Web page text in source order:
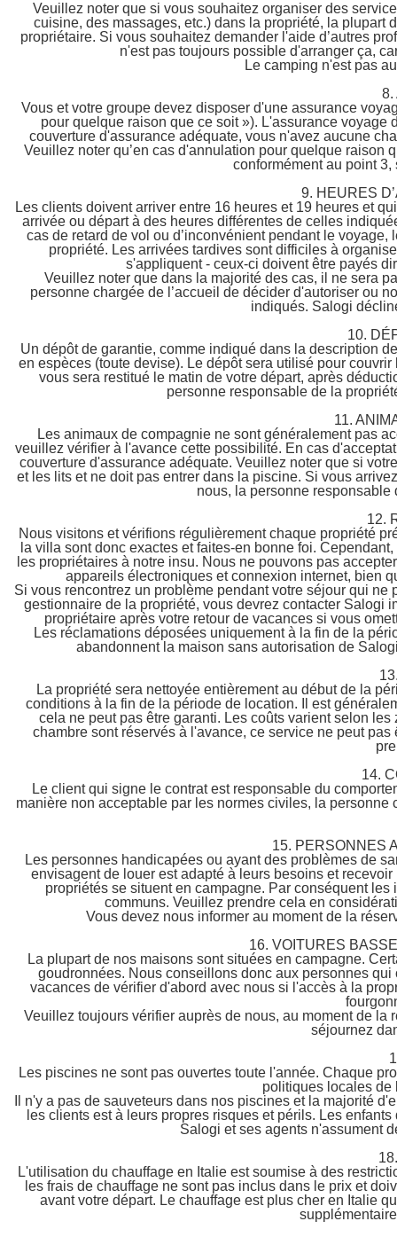
Veuillez noter que si vous souhaitez organiser des
cuisine, des massages, etc.) dans la propriété, la
propriétaire. Si vous souhaitez demander l'aide d’autres
n'est pas toujours possible d'arranger ça,
Le camping n'est pas
8.
Vous et votre groupe devez disposer d'une assurance
pour quelque raison que ce soit »). L'assurance
couverture d'assurance adéquate, vous n'avez aucune
Veuillez noter qu’en cas d'annulation pour quelque raison
conformément au point
9. HEURES
Les clients doivent arriver entre 16 heures et 19 heures et
arrivée ou départ à des heures différentes de celles
cas de retard de vol ou d’inconvénient pendant le
propriété. Les arrivées tardives sont difficiles à
s'appliquent - ceux-ci doivent être payés
Veuillez noter que dans la majorité des cas, il ne sera
personne chargée de l’accueil de décider d'autoriser ou
indiqués. Salogi
10.
Un dépôt de garantie, comme indiqué dans la description
en espèces (toute devise). Le dépôt sera utilisé pour
vous sera restitué le matin de votre départ, après
personne responsable de la
11.
Les animaux de compagnie ne sont généralement pas
veuillez vérifier à l'avance cette possibilité. En cas
couverture d'assurance adéquate. Veuillez noter que si
et les lits et ne doit pas entrer dans la piscine. Si vous
nous, la personne
12.
Nous visitons et vérifions régulièrement chaque propriété
la villa sont donc exactes et faites-en bonne foi.
les propriétaires à notre insu. Nous ne pouvons pas
appareils électroniques et connexion internet, bien
Si vous rencontrez un problème pendant votre séjour qui
gestionnaire de la propriété, vous devrez contacter Salogi
propriétaire après votre retour de vacances si vous
Les réclamations déposées uniquement à la fin de la
abandonnent la maison sans autorisation de
La propriété sera nettoyée entièrement au début de la
conditions à la fin de la période de location. Il est
cela ne peut pas être garanti. Les coûts varient selon
chambre sont réservés à l'avance, ce service ne peut
14.
Le client qui signe le contrat est responsable du
manière non acceptable par les normes civiles, la
15. PERSONNES
Les personnes handicapées ou ayant des problèmes de
envisagent de louer est adapté à leurs besoins et
propriétés se situent en campagne. Par conséquent
communs. Veuillez prendre cela en
Vous devez nous informer au moment de la
16. VOITURES
La plupart de nos maisons sont situées en campagne.
goudronnées. Nous conseillons donc aux personnes
vacances de vérifier d'abord avec nous si l'accès à la
Veuillez toujours vérifier auprès de nous, au moment de
séjournez
Les piscines ne sont pas ouvertes toute l'année. Chaque
politiques locales de
Il n'y a pas de sauveteurs dans nos piscines et la majorité
les clients est à leurs propres risques et périls. Les
Salogi et ses agents n'assument
L'utilisation du chauffage en Italie est soumise à des
les frais de chauffage ne sont pas inclus dans le prix et
avant votre départ. Le chauffage est plus cher en Italie